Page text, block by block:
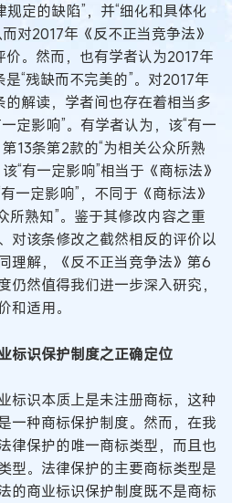
规定的缺陷”，并“细化和具体化
对2017年《反不正当竞争法》
。然而，也有学者认为2017年
“残缺而不完美的”。对2017年
的解读，学者间也存在着相当多
定影响”。有学者认为，该“有一
13条第2款的“为相关公众所熟
“有一定影响”相当于《商标法》
一定影响”，不同于《商标法》
所熟知”。鉴于其修改内容之重
对该条修改之截然相反的评价以
理解，《反不正当竞争法》第6
然值得我们进一步深入研究，
和适用。
标识保护制度之正确定位
标识本质上是未注册商标，这种
一种商标保护制度。然而，在我
律保护的唯一商标类型，而且也
型。法律保护的主要商标类型是
的商业标识保护制度既不是商标